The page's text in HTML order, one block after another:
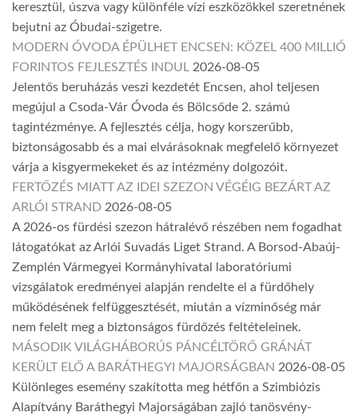
keresztül, úszva vagy különféle vízi eszközökkel szeretnének
bejutni az Óbudai-szigetre.
MODERN ÓVODA ÉPÜLHET ENCSEN: KÖZEL 400 MILLIÓ
FORINTOS FEJLESZTÉS INDUL 2026-08-05
Jelentős beruházás veszi kezdetét Encsen, ahol teljesen
megújul a Csoda-Vár Óvoda és Bölcsőde 2. számú
tagintézménye. A fejlesztés célja, hogy korszerűbb,
biztonságosabb és a mai elvárásoknak megfelelő környezet
várja a kisgyermekeket és az intézmény dolgozóit.
FERTŐZÉS MIATT AZ IDEI SZEZON VÉGÉIG BEZÁRT AZ
ARLÓI STRAND 2026-08-05
A 2026-os fürdési szezon hátralévő részében nem fogadhat
látogatókat az Arlói Suvadás Liget Strand. A Borsod-Abaúj-
Zemplén Vármegyei Kormányhivatal laboratóriumi
vizsgálatok eredményei alapján rendelte el a fürdőhely
működésének felfüggesztését, miután a vízminőség már
nem felelt meg a biztonságos fürdőzés feltételeinek.
MÁSODIK VILÁGHÁBORÚS PÁNCÉLTÖRŐ GRÁNÁT
KERÜLT ELŐ A BARÁTHEGYI MAJORSÁGBAN 2026-08-05
Különleges esemény szakította meg hétfőn a Szimbiózis
Alapítvány Baráthegyi Majorságában zajló tanösvény-